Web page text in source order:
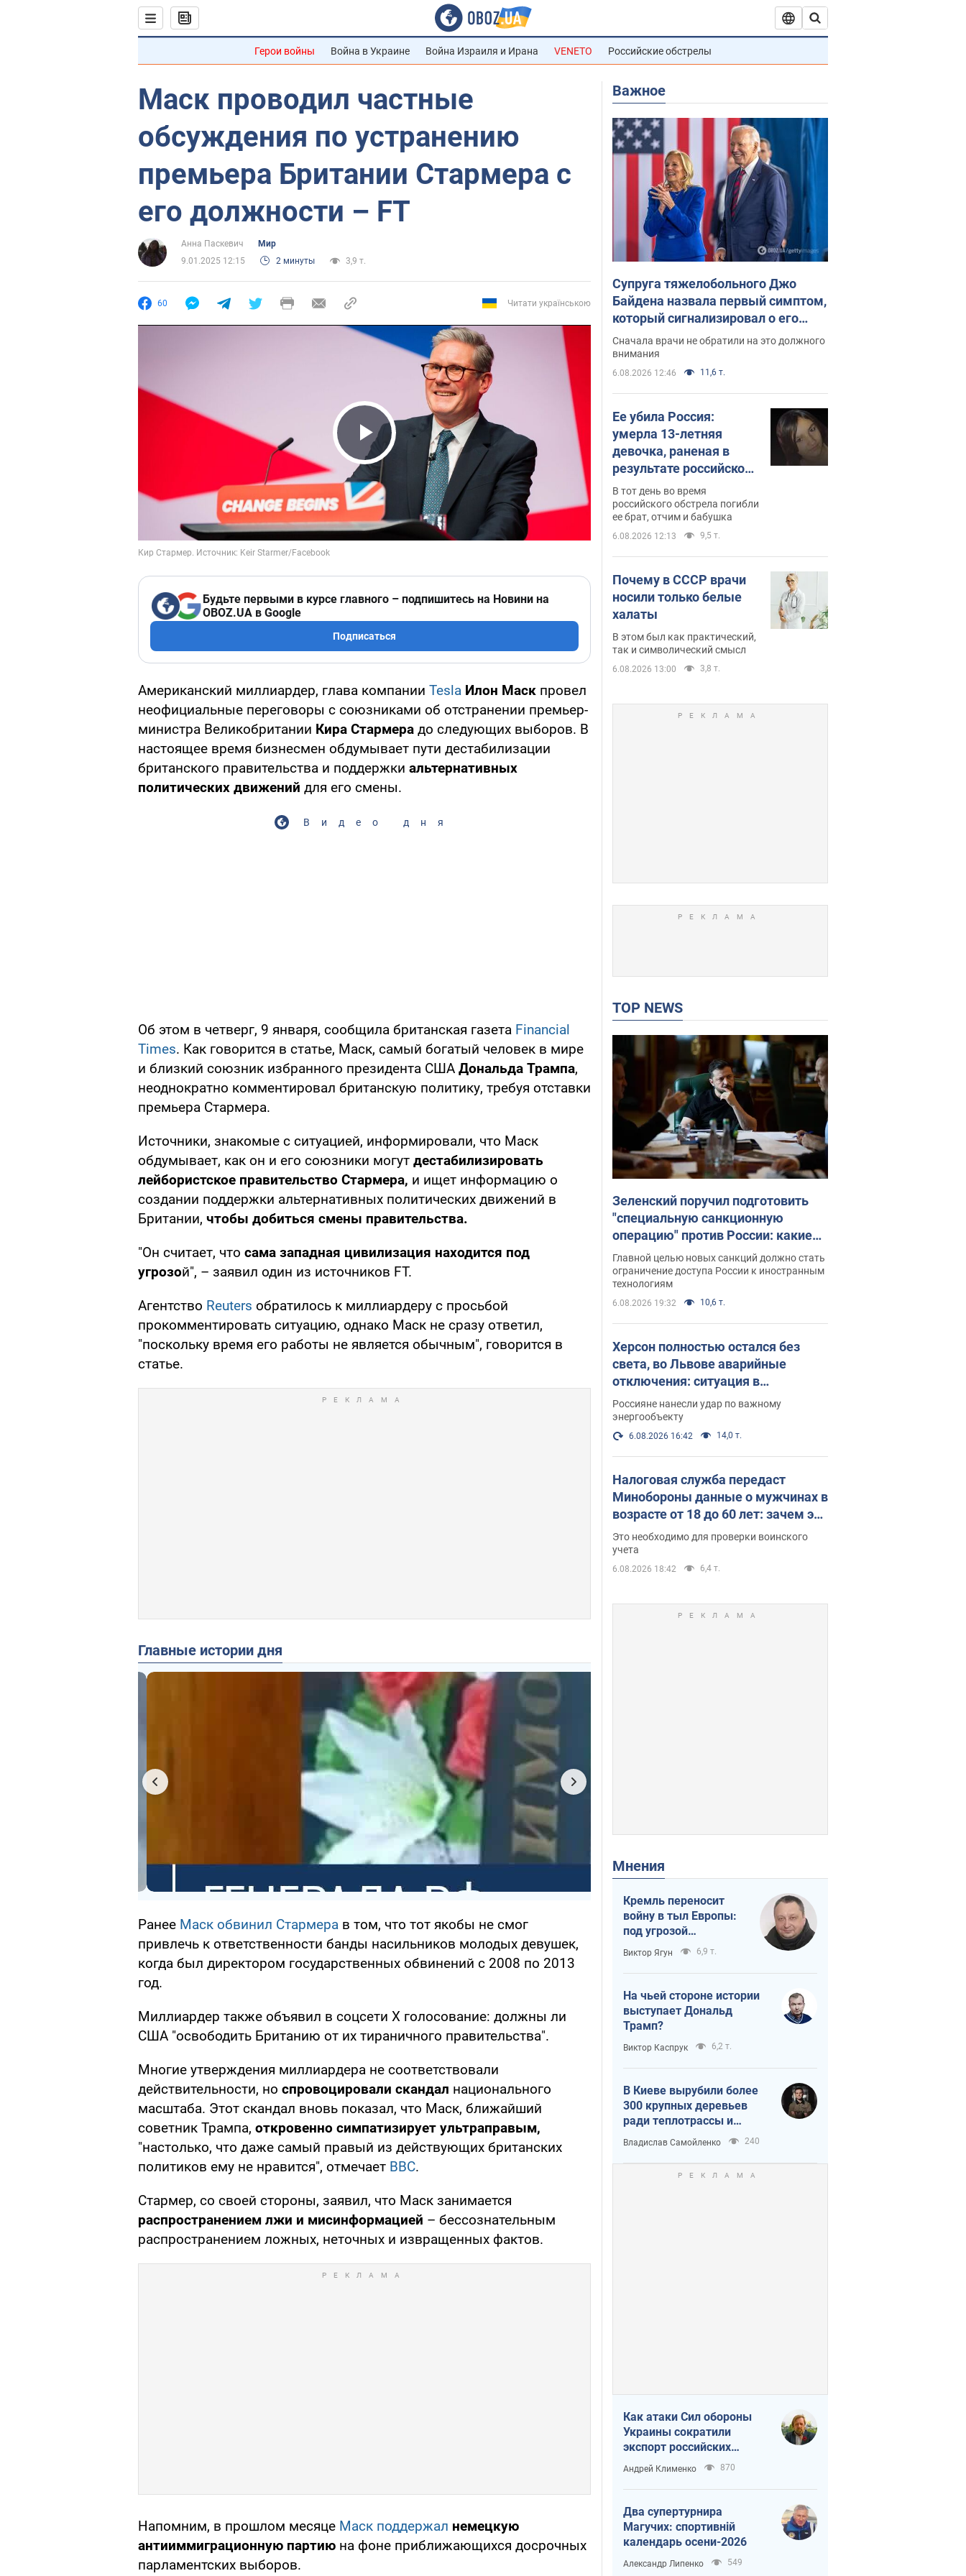
Герои войны Война в Украине Война Израиля и Ирана VENETO Российские обстрелы
Маск проводил частные
обсуждения по устранению
премьера Британии Стармера с
его должности – FT
Анна Паскевич
Мир
9.01.2025 12:15
2 минуты 3,9 т.
60 Читати українською
Play Video
Будьте первыми в курсе главного – подпишитесь на Новини на
OBOZ.UA в Google
Подписаться
Американский миллиардер, глава компании Tesla Илон Маск провел
неофициальные переговоры с союзниками об отстранении премьер-
министра Великобритании Кира Стармера до следующих выборов. В
настоящее время бизнесмен обдумывает пути дестабилизации
британского правительства и поддержки альтернативных
политических движений для его смены.
Видео дня
Об этом в четверг, 9 января, сообщила британская газета Financial
Times. Как говорится в статье, Маск, самый богатый человек в мире
и близкий союзник избранного президента США Дональда Трампа,
неоднократно комментировал британскую политику, требуя отставки
премьера Стармера.
Источники, знакомые с ситуацией, информировали, что Маск
обдумывает, как он и его союзники могут дестабилизировать
лейбористское правительство Стармера, и ищет информацию о
создании поддержки альтернативных политических движений в
Британии, чтобы добиться смены правительства.
"Он считает, что сама западная цивилизация находится под
угрозой", – заявил один из источников FT.
Агентство Reuters обратилось к миллиардеру с просьбой
прокомментировать ситуацию, однако Маск не сразу ответил,
"поскольку время его работы не является обычным", говорится в
статье.
Главные истории дня
Ранее Маск обвинил Стармера в том, что тот якобы не смог
привлечь к ответственности банды насильников молодых девушек,
когда был директором государственных обвинений с 2008 по 2013
год.
Миллиардер также объявил в соцсети Х голосование: должны ли
США "освободить Британию от их тираничного правительства".
Многие утверждения миллиардера не соответствовали
действительности, но спровоцировали скандал национального
масштаба. Этот скандал вновь показал, что Маск, ближайший
советник Трампа, откровенно симпатизирует ультраправым,
"настолько, что даже самый правый из действующих британских
политиков ему не нравится", отмечает BBC.
Стармер, со своей стороны, заявил, что Маск занимается
распространением лжи и мисинформацией – бессознательным
распространением ложных, неточных и извращенных фактов.
Напомним, в прошлом месяце Маск поддержал немецкую
антииммиграционную партию на фоне приближающихся досрочных
парламентских выборов.
Важное
Супруга тяжелобольного Джо
Байдена назвала первый симптом,
который сигнализировал о его
"агрессивном" раке
Сначала врачи не обратили на это должного
внимания
6.08.2026 12:46 11,6 т.
Ее убила Россия:
умерла 13-летняя
девочка, раненая в
результате российской
атаки на Сумскую
область. Фото
В тот день во время
российского обстрела погибли
ее брат, отчим и бабушка
6.08.2026 12:13 9,5 т.
Почему в СССР врачи
носили только белые
халаты
В этом был как практический,
так и символический смысл
6.08.2026 13:00 3,8 т.
TOP NEWS
Зеленский поручил подготовить
"специальную санкционную
операцию" против России: какие
задачи поставил президент. Фото
Главной целью новых санкций должно стать
ограничение доступа России к иностранным
технологиям
6.08.2026 19:32 10,6 т.
Херсон полностью остался без
света, во Львове аварийные
отключения: ситуация в
энергосистеме 6 августа
Россияне нанесли удар по важному
энергообъекту
6.08.2026 16:42 14,0 т.
Налоговая служба передаст
Минобороны данные о мужчинах в
возрасте от 18 до 60 лет: зачем это
нужно
Это необходимо для проверки воинского
учета
6.08.2026 18:42 6,4 т.
Мнения
Кремль переносит
войну в тыл Европы:
под угрозой
критическая
логистика
Виктор Ягун 6,9 т.
На чьей стороне истории
выступает Дональд
Трамп?
Виктор Каспрук 6,2 т.
В Киеве вырубили более
300 крупных деревьев
ради теплотрассы и
вопреки Генплану
Владислав Самойленко 240
Как атаки Сил обороны
Украины сократили
экспорт российских
нефтепродуктов
Андрей Клименко 870
Два супертурнира
Магучих: спортивній
календарь осени-2026
Александр Липенко 549